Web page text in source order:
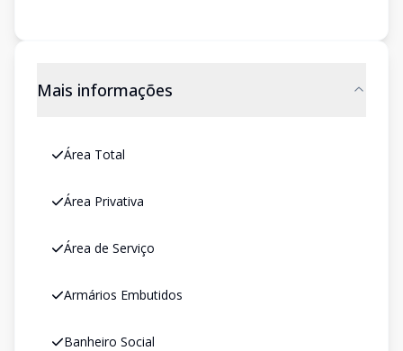
Mais informações
Área Total
Área Privativa
Área de Serviço
Armários Embutidos
Banheiro Social